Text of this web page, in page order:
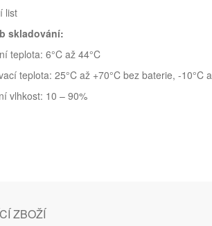
list
skladování:
teplota: 6°C až 44°C
teplota: 25°C až +70°C bez baterie, -10°C
vlhkost: 10 – 90%
ZBOŽÍ